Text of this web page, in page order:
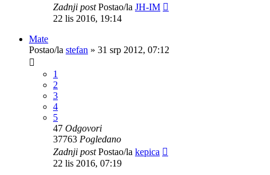
Zadnji postPostao/la JH-IM
22 lis 2016, 19:14
Mate
Postao/la stefan » 31 srp 2012, 07:12
1
2
3
4
5
47 Odgovori
37763 Pogledano
Zadnji postPostao/la kepica
22 lis 2016, 07:19